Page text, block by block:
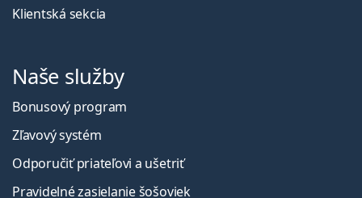
Klientská sekcia
Naše služby
Bonusový program
Zľavový systém
Odporučiť priateľovi a ušetriť
Pravidelné zasielanie šošoviek